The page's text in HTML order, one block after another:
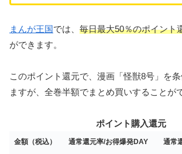
まんが王国では、 毎日最大50％のポイント
ができます。
このポイント還元で、漫画「怪獣8号」を
ますが、全巻半額でまとめ買いすることが
ポイント購入還元
金額（税込） 通常還元率/お得爆発DAY 通常